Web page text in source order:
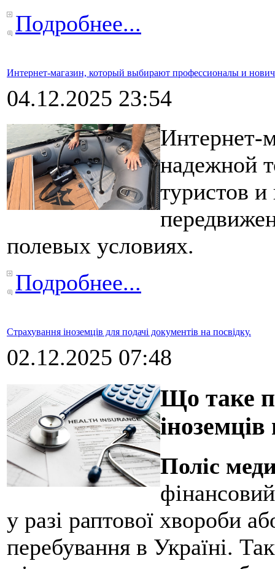
Подробнее...
Интернет-магазин, который выбирают профессионалы и
04.12.2025 23:54
Интернет-
надежной
туристов и
полевых условиях.
Подробнее...
Страхування іноземців для подачі документів на посвідку.
02.12.2025 07:48
Що таке
іноземців
Поліс
у разі раптової хвороби
перебування в Україні.